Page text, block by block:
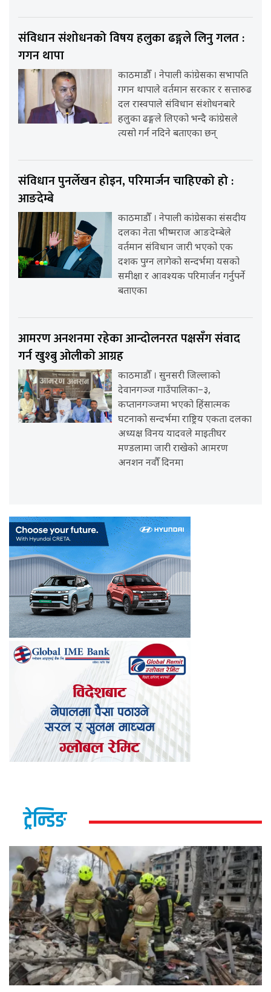
संविधान संशोधनको विषय हलुका ढङ्गले लिनु गलत :
गगन थापा
काठमाडौँ । नेपाली कांग्रेसका सभापति
गगन थापाले वर्तमान सरकार र सत्तारुढ
दल रास्वपाले संविधान संशोधनबारे
हलुका ढङ्गले लिएको भन्दै कांग्रेसले
त्यसो गर्न नदिने बताएका छन्
संविधान पुनर्लेखन होइन, परिमार्जन चाहिएको हो :
आङदेम्बे
काठमाडौँ । नेपाली कांग्रेसका संसदीय
दलका नेता भीष्मराज आङदेम्बेले
वर्तमान संविधान जारी भएको एक
दशक पुग्न लागेको सन्दर्भमा यसको
समीक्षा र आवश्यक परिमार्जन गर्नुपर्ने
बताएका
आमरण अनशनमा रहेका आन्दोलनरत पक्षसँग संवाद
गर्न खुश्बु ओलीको आग्रह
काठमाडौँ । सुनसरी जिल्लाको
देवानगञ्ज गाउँपालिका–३,
कप्तानगञ्जमा भएको हिंसात्मक
घटनाको सन्दर्भमा राष्ट्रिय एकता दलका
अध्यक्ष विनय यादवले माइतीघर
मण्डलामा जारी राखेको आमरण
अनशन नवौँ दिनमा
ट्रेन्डिङ